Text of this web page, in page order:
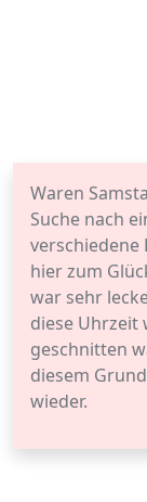
Waren
Suche nach
hier zum
war sehr
diese Uhrzeit
geschnitten
diesem
wieder.